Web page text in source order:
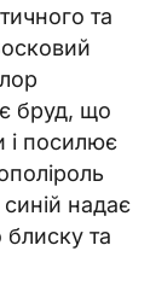
та
бруд, що
і посилює
надає
блиску та